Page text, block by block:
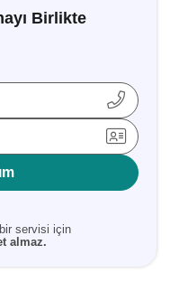
Birlikte
servisi için
almaz.